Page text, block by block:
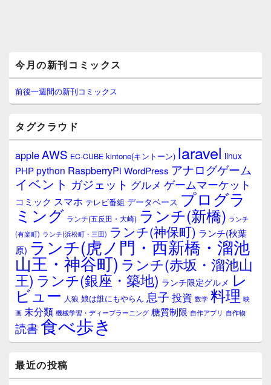
イ
ン
サ
イ
ウ
ィ
ジ
ェ
ア
今月の新刊コミックス
前後一週間の新刊コミックス
タグクラウド
appleAWS EC-CUBE kintone(キントーン) laravel linux
PHPpython RaspberryPi WordPress アナログゲーム
イベント ガジェット グルメ ゲームマーケット
コミック スマホ テレビ番組 データベース プログラ
ミング ランチ(五反田・大崎) ランチ(新橋) ランチ
(有楽町) ランチ(浜松町・三田) ランチ(神保町) ランチ(秋葉
原) ランチ(虎ノ門・西新橋・溜池
山王・神谷町) ランチ(赤坂・溜池山
王) ランチ(銀座・築地) ランチ限定グルメ レ
ビュー 人狼 娘は誰にもやらん 息子 投資 数学 料理 映
画 未分類 機械学習・ディープラーニング 糖質制限 自作アプリ 自作物
読書食べ歩き
最近の投稿